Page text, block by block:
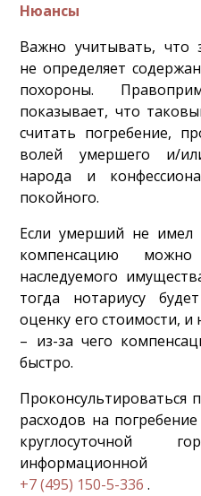
Нюансы
Важно учитывать, что
не определяет
похороны.
показывает, что
считать погребение,
волей умершего и/
народа и
покойного.
Если умерший не имел
компенсацию
наследуемого
тогда нотариусу
оценку его стоимости, и
– из-за чего
быстро.
Проконсультироваться
расходов на
круглосуточной
+7 (495) 150-5-336 .